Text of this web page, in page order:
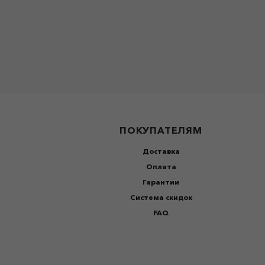
ПОКУПАТЕЛЯМ
Доставка
Оплата
Гарантии
Система скидок
FAQ